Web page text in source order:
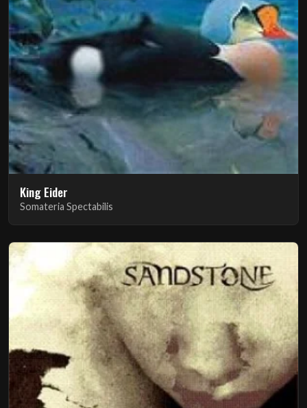
King Eider
Somateria Spectabilis